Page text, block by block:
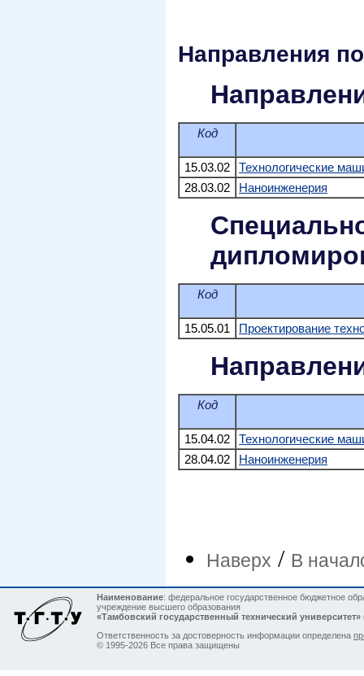
Направления
Код
15.03.02
Технологические
28.03.02
Наноинженерия
Код
15.05.01 Проектирование
Код
15.04.02
Технологические
28.04.02
Наноинженерия
Наверх / В
Наименование: федеральное государственное бюджетное
учреждение высшего образования
«Тамбовский государственный технический
Ответственность за достоверность информации определена
© 1995-2026 Все права защищены